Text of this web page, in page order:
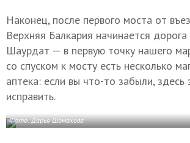
Наконец, после первого моста от
Верхняя Балкария начинается дорога
Шаурдат — в первую точку нашего
со спуском к мосту есть несколько
аптека: если вы что-то забыли,
исправить.
Фото: Дарья Шомахова